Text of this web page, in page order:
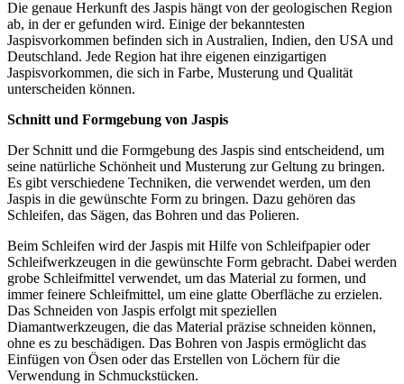
Die genaue Herkunft des Jaspis hängt von der geologischen Region
ab, in der er gefunden wird. Einige der bekanntesten
Jaspisvorkommen befinden sich in Australien, Indien, den USA und
Deutschland. Jede Region hat ihre eigenen einzigartigen
Jaspisvorkommen, die sich in Farbe, Musterung und Qualität
unterscheiden können.
Schnitt und Formgebung von Jaspis
Der Schnitt und die Formgebung des Jaspis sind entscheidend, um
seine natürliche Schönheit und Musterung zur Geltung zu bringen.
Es gibt verschiedene Techniken, die verwendet werden, um den
Jaspis in die gewünschte Form zu bringen. Dazu gehören das
Schleifen, das Sägen, das Bohren und das Polieren.
Beim Schleifen wird der Jaspis mit Hilfe von Schleifpapier oder
Schleifwerkzeugen in die gewünschte Form gebracht. Dabei werden
grobe Schleifmittel verwendet, um das Material zu formen, und
immer feinere Schleifmittel, um eine glatte Oberfläche zu erzielen.
Das Schneiden von Jaspis erfolgt mit speziellen
Diamantwerkzeugen, die das Material präzise schneiden können,
ohne es zu beschädigen. Das Bohren von Jaspis ermöglicht das
Einfügen von Ösen oder das Erstellen von Löchern für die
Verwendung in Schmuckstücken.